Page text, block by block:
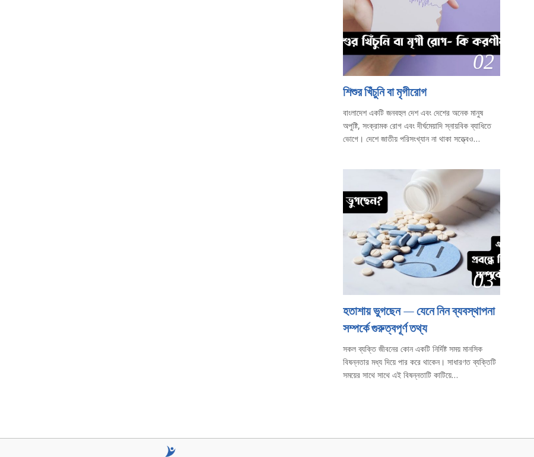
02
শিশুর খিঁচুনি বা মৃগীরোগ
বাংলাদেশ একটি জনবহুল দেশ এবং দেশের অনেক মানুষ
অপুষ্টি, সংক্রামক রোগ এবং দীর্ঘমেয়াদি স্নায়বিক ব্যাধিতে
ভোগে। দেশে জাতীয় পরিসংখ্যান না থাকা সত্ত্বেও…
03
হতাশায় ভুগছেন — যেনে নিন ব্যবস্থাপনা
সম্পর্কে গুরুত্বপূর্ণ তথ্য
সকল ব্যক্তি জীবনের কোন একটি নির্দিষ্ট সময় মানসিক
বিষন্নতার মধ্য দিয়ে পার করে থাকেন। সাধারণত ব্যক্তিটি
সময়ের সাথে সাথে এই বিষন্নতাটি কাটিয়ে…